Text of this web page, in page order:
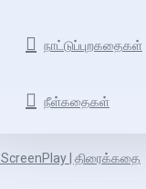
நாட்டுப்புறகதைகள்
நீள்கதைகள்
ScreenPlay | திரைக்கதை